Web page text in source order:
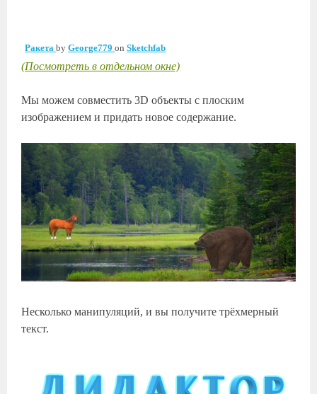
РакетаbyGeorge779onSketchfab
(Посмотреть в отдельном окне)
Мы можем совместить 3D объекты с плоским
изображением и придать новое содержание.
Несколько манипуляций, и вы получите трёхмерный
текст.